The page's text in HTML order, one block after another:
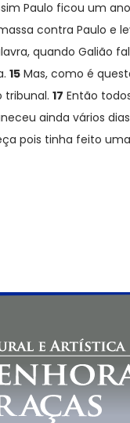
Paulo ficou um
contra Paulo e
quando Galião
15 Mas, como é
tribunal. 17 Então
ainda vários
pois tinha feito